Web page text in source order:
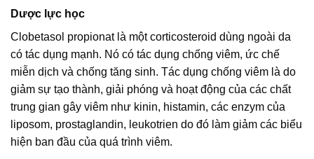
Dược lực học
Clobetasol propionat là một corticosteroid dùng ngoài da
có tác dụng mạnh. Nó có tác dụng chống viêm, ức chế
miễn dịch và chống tăng sinh. Tác dụng chống viêm là do
giảm sự tạo thành, giải phóng và hoạt động của các chất
trung gian gây viêm như kinin, histamin, các enzym của
liposom, prostaglandin, leukotrien do đó làm giảm các biểu
hiện ban đầu của quá trình viêm.